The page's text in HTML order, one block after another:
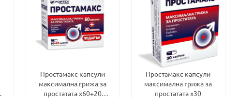
Простамакс капсули
максимална грижа за
простатата х60+20
Простамакс капсули
максимална грижа за
простатата х30